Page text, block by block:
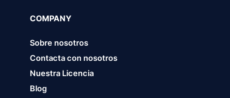
COMPANY
Sobre nosotros
Contacta con nosotros
Nuestra Licencia
Blog